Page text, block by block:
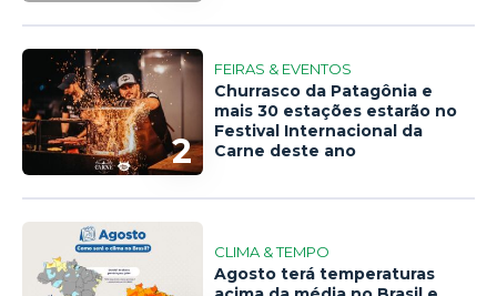
2
FEIRAS & EVENTOS
Churrasco da Patagônia e
mais 30 estações estarão no
Festival Internacional da
Carne deste ano
CLIMA & TEMPO
Agosto terá temperaturas